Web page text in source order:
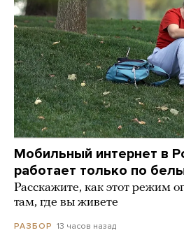
Мобильный интернет в
работает только по
Расскажите, как этот режим
там, где вы живете
РАЗБОР 13 часов назад